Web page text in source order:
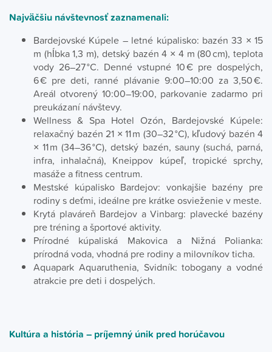
Najväčšiu návštevnosť zaznamenali:
Bardejovské Kúpele – letné kúpalisko: bazén 33 × 15
m (hĺbka 1,3 m), detský bazén 4 × 4 m (80 cm), teplota
vody 26–27 °C. Denné vstupné 10 € pre dospelých,
6 € pre deti, ranné plávanie 9:00–10:00 za 3,50 €.
Areál otvorený 10:00–19:00, parkovanie zadarmo pri
preukázaní návštevy.
Wellness & Spa Hotel Ozón, Bardejovské Kúpele:
relaxačný bazén 21 × 11 m (30–32 °C), kľudový bazén 4
× 11 m (34–36 °C), detský bazén, sauny (suchá, parná,
infra, inhalačná), Kneippov kúpeľ, tropické sprchy,
masáže a fitness centrum.
Mestské kúpalisko Bardejov: vonkajšie bazény pre
rodiny s deťmi, ideálne pre krátke osvieženie v meste.
Krytá plaváreň Bardejov a Vinbarg: plavecké bazény
pre tréning a športové aktivity.
Prírodné kúpaliská Makovica a Nižná Polianka:
prírodná voda, vhodná pre rodiny a milovníkov ticha.
Aquapark Aquaruthenia, Svidník: tobogany a vodné
atrakcie pre deti i dospelých.
Kultúra a história – príjemný únik pred horúčavou